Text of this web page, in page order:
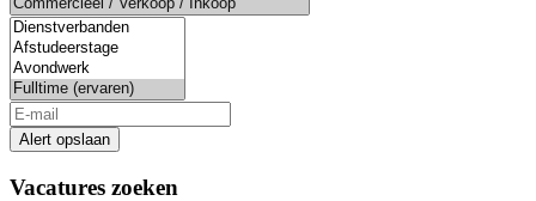
Alert opslaan
Vacatures zoeken